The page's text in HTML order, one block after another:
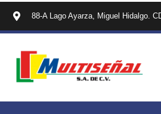
88-A Lago Ayarza, Miguel Hidalgo.